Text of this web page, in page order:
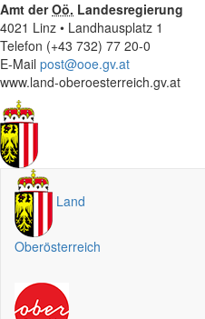
Amt derOö. Landesregierung
4021 Linz • Landhausplatz 1
Telefon (+43 732) 77 20-0
E-Mail post@ooe.gv.at
www.land-oberoesterreich.gv.at
Land
Oberösterreich